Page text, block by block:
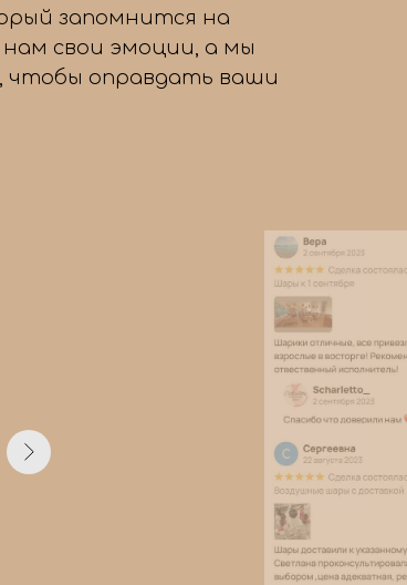
запомнится на
свои эмоции, а мы
чтобы оправдать ваши